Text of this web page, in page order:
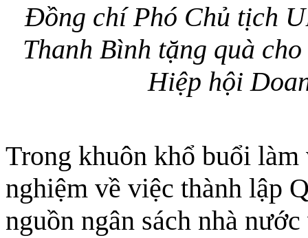
Đồng chí Phó Chủ tịch
Thanh Bình tặng quà
Hiệp hội
Trong khuôn khổ buổi
nghiệm về việc thành lập
nguồn ngân sách nhà